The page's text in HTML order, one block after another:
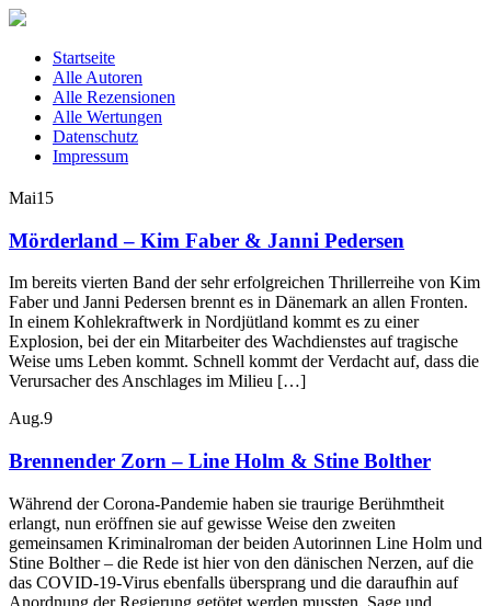
Startseite
Alle Autoren
Alle Rezensionen
Alle Wertungen
Datenschutz
Impressum
Mai15
Mörderland – Kim Faber & Janni Pedersen
Im bereits vierten Band der sehr erfolgreichen Thrillerreihe von Kim
Faber und Janni Pedersen brennt es in Dänemark an allen Fronten.
In einem Kohlekraftwerk in Nordjütland kommt es zu einer
Explosion, bei der ein Mitarbeiter des Wachdienstes auf tragische
Weise ums Leben kommt. Schnell kommt der Verdacht auf, dass die
Verursacher des Anschlages im Milieu […]
Aug.9
Brennender Zorn – Line Holm & Stine Bolther
Während der Corona-Pandemie haben sie traurige Berühmtheit
erlangt, nun eröffnen sie auf gewisse Weise den zweiten
gemeinsamen Kriminalroman der beiden Autorinnen Line Holm und
Stine Bolther – die Rede ist hier von den dänischen Nerzen, auf die
das COVID-19-Virus ebenfalls übersprang und die daraufhin auf
Anordnung der Regierung getötet werden mussten. Sage und